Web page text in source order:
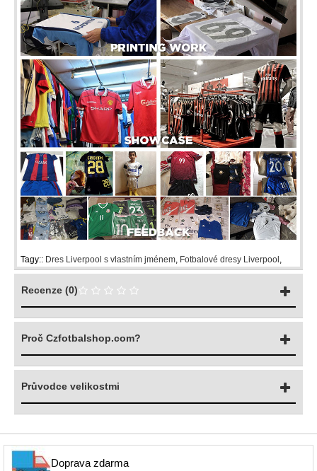
Tagy:: Dres Liverpool s vlastním jménem Fotbalové dresy Liverpool
Recenze (0)
Proč Czfotbalshop.com?
Průvodce velikostmi
Doprava zdarma